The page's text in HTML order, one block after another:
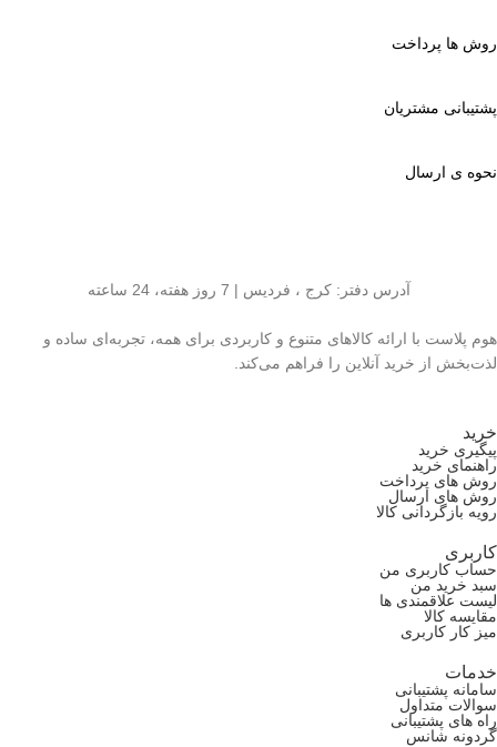
روش ها پرداخت
پشتیبانی مشتریان
نحوه ی ارسال
آدرس دفتر: کرج ، فردیس | 7 روز هفته، 24 ساعته
هوم پلاست با ارائه کالاهای متنوع و کاربردی برای همه، تجربه‌ای ساده و
لذت‌بخش از خرید آنلاین را فراهم می‌کند.
خرید
پیگیری خرید
راهنمای خرید
روش های پرداخت
روش های ارسال
رویه بازگردانی کالا
کاربری
حساب کاربری من
سبد خرید من
لیست علاقمندی ها
مقایسه کالا
میز کار کاربری
خدمات
سامانه پشتیبانی
سوالات متداول
راه های پشتیبانی
گردونه شانس